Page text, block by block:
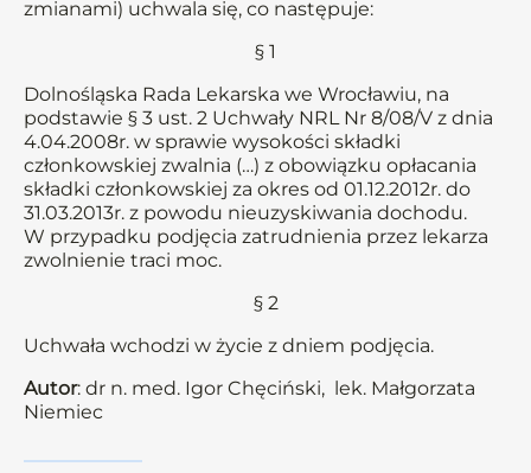
zmianami) uchwala się, co następuje:
§ 1
Dolnośląska Rada Lekarska we Wrocławiu, na
podstawie § 3 ust. 2 Uchwały NRL Nr 8/08/V z dnia
4.04.2008r. w sprawie wysokości składki
członkowskiej zwalnia (…) z obowiązku opłacania
składki członkowskiej za okres od 01.12.2012r. do
31.03.2013r. z powodu nieuzyskiwania dochodu.
W przypadku podjęcia zatrudnienia przez lekarza
zwolnienie traci moc.
§ 2
Uchwała wchodzi w życie z dniem podjęcia.
Autor: dr n. med. Igor Chęciński, lek. Małgorzata
Niemiec